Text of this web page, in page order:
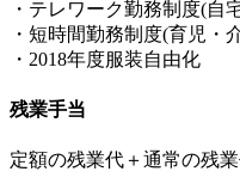
・テレワーク勤務制度(自
・短時間勤務制度(育児・
・2018年度服装自由化
残業手当
定額の残業代＋通常の残